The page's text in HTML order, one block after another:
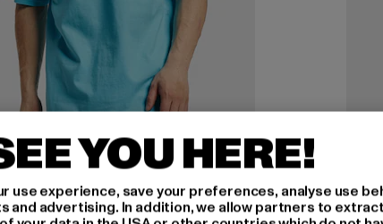
KANI
KM-TE011-090-19 Small Signature Essential Tee
YOU HERE!
use experience, save your preferences, analyse use
advertising. In addition, we allow partners to